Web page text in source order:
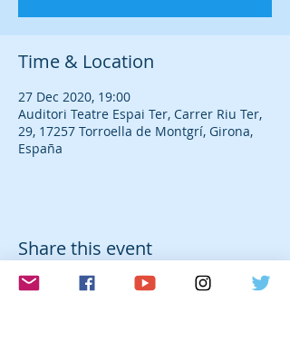
Time & Location
27 Dec 2020, 19:00
Auditori Teatre Espai Ter, Carrer Riu Ter,
29, 17257 Torroella de Montgrí, Girona,
España
Share this event